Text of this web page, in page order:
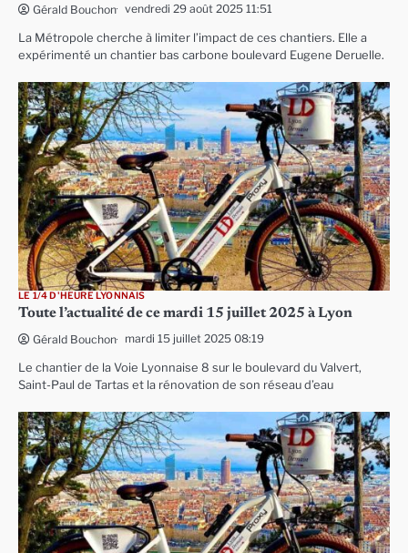
Gérald Bouchon vendredi 29 août 2025 11:51
La Métropole cherche à limiter l’impact de ces chantiers. Elle a
expérimenté un chantier bas carbone boulevard Eugene Deruelle.
LE 1/4 D'HEURE LYONNAIS
Toute l’actualité de ce mardi 15 juillet 2025 à Lyon
Gérald Bouchon mardi 15 juillet 2025 08:19
Le chantier de la Voie Lyonnaise 8 sur le boulevard du Valvert,
Saint-Paul de Tartas et la rénovation de son réseau d’eau